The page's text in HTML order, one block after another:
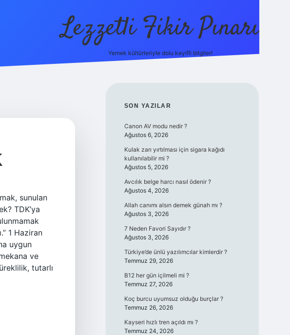
Lezzetli Fikir Pınarı
Yemek kültürleriyle dolu keyifli bilgiler!
sunulan
TDK’ya
1 Haziran
uygun
ve
tutarlı
SIDEBAR
SON YAZILAR
Canon AV modu nedir ?
Ağustos 6, 2026
Kulak zarı yırtılması için sigara kağıdı
kullanılabilir mi ?
Ağustos 5, 2026
Avcılık belge harcı nasıl ödenir ?
Ağustos 4, 2026
Allah canımı alsın demek günah mı ?
Ağustos 3, 2026
7 Neden Favori Sayıdır ?
Ağustos 3, 2026
Türkiye’de ünlü yazılımcılar kimlerdir ?
Temmuz 29, 2026
B12 her gün içilmeli mi ?
Temmuz 27, 2026
Koç burcu uyumsuz olduğu burçlar ?
Temmuz 26, 2026
Kayseri hızlı tren açıldı mı ?
Temmuz 24, 2026